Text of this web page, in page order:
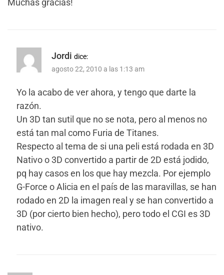
Jordi dice:
agosto 22, 2010 a las 1:13 am
Yo la acabo de ver ahora, y tengo que darte la
razón.
Un 3D tan sutil que no se nota, pero al menos no
está tan mal como Furia de Titanes.
Respecto al tema de si una peli está rodada en 3D
Nativo o 3D convertido a partir de 2D está jodido,
pq hay casos en los que hay mezcla. Por ejemplo
G-Force o Alicia en el país de las maravillas, se han
rodado en 2D la imagen real y se han convertido a
3D (por cierto bien hecho), pero todo el CGI es 3D
nativo.